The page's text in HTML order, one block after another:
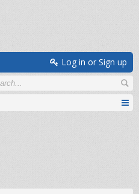
Log in or Sign up